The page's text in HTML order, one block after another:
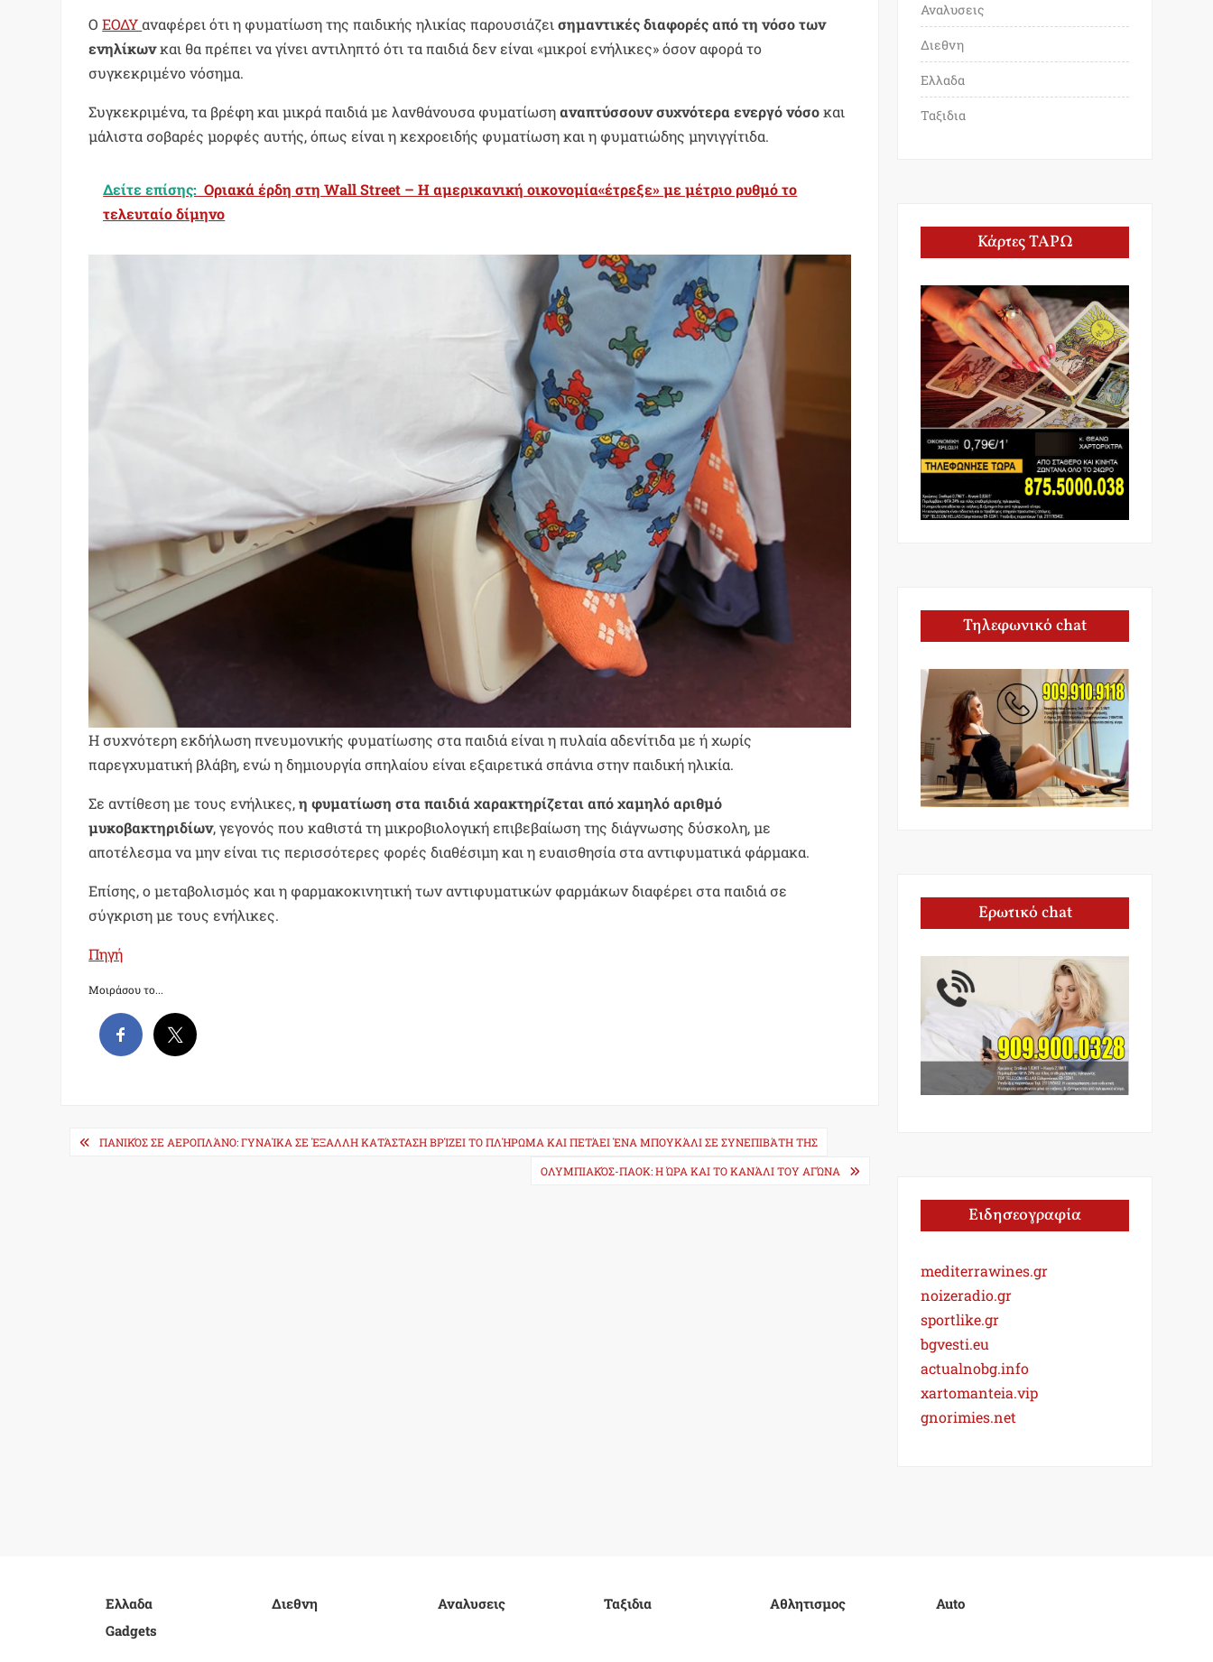
ΟΕΟΔΥαναφέρει ότι η φυματίωση της παιδικής ηλικίας παρουσιάζεισημαντικές διαφορές από τη νόσο των
ενηλίκωνκαι θα πρέπει να γίνει αντιληπτό ότι τα παιδιά δεν είναι «μικροί ενήλικες» όσον αφορά το
συγκεκριμένο νόσημα.
Συγκεκριμένα, τα βρέφη και μικρά παιδιά με λανθάνουσα φυματίωσηαναπτύσσουν συχνότερα ενεργό νόσοκαι
μάλιστα σοβαρές μορφές αυτής, όπως είναι η κεχροειδής φυματίωση και η φυματιώδης μηνιγγίτιδα.
Δείτε επίσης: Οριακά έρδη στη Wall Street – Η αμερικανική οικονομία«έτρεξε» με μέτριο ρυθμό το
τελευταίο δίμηνο
Η συχνότερη εκδήλωση πνευμονικής φυματίωσης στα παιδιά είναι η πυλαία αδενίτιδα με ή χωρίς
παρεγχυματική βλάβη, ενώ η δημιουργία σπηλαίου είναι εξαιρετικά σπάνια στην παιδική ηλικία.
Σε αντίθεση με τους ενήλικες,η φυματίωση στα παιδιά χαρακτηρίζεται από χαμηλό αριθμό
μυκοβακτηριδίων, γεγονός που καθιστά τη μικροβιολογική επιβεβαίωση της διάγνωσης δύσκολη, με
αποτέλεσμα να μην είναι τις περισσότερες φορές διαθέσιμη και η ευαισθησία στα αντιφυματικά φάρμακα.
Επίσης, ο μεταβολισμός και η φαρμακοκινητική των αντιφυματικών φαρμάκων διαφέρει στα παιδιά σε
σύγκριση με τους ενήλικες.
Πηγή
Μοιράσου το...
PostΠΑΝΙΚΌΣ ΣΕ ΑΕΡΟΠΛΆΝΟ: ΓΥΝΑΊΚΑ ΣΕ ΈΞΑΛΛΗ ΚΑΤΆΣΤΑΣΗ ΒΡΊΖΕΙ ΤΟ ΠΛΉΡΩΜΑ ΚΑΙ ΠΕΤΆΕΙ ΈΝΑ ΜΠΟΥΚΆΛΙ ΣΕ ΣΥΝΕΠΙΒΆΤΗ ΤΗΣ
ΟΛΥΜΠΙΑΚΌΣ-ΠΑΟΚ: Η ΏΡΑ ΚΑΙ ΤΟ ΚΑΝΆΛΙ ΤΟΥ ΑΓΏΝΑ
Αναλυσεις
Διεθνη
Ελλαδα
Ταξιδια
Κάρτες ΤΑΡΩ
Τηλεφωνικό chat
Ερωτικό chat
Ειδησεογραφία
mediterrawines.gr
noizeradio.gr
sportlike.gr
bgvesti.eu
actualnobg.info
xartomanteia.vip
gnorimies.net
Ελλαδα Διεθνη Αναλυσεις Ταξιδια Αθλητισμος
Auto
Gadgets